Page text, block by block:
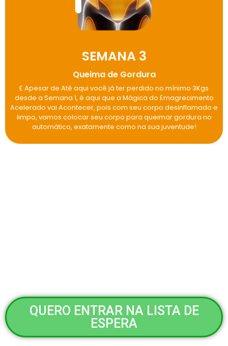
SEMANA 3
Queima de Gordura
E Apesar de Até aqui você já ter perdido no mínimo 3Kgs
desde a Semana 1, é aqui que a Mágica do Emagrecimento
Acelerado vai Acontecer, pois com seu corpo desinflamado e
limpo, vamos colocar seu corpo para queimar gordura no
automático, exatamente como na sua juventude!
QUERO ENTRAR NA LISTA DE
ESPERA